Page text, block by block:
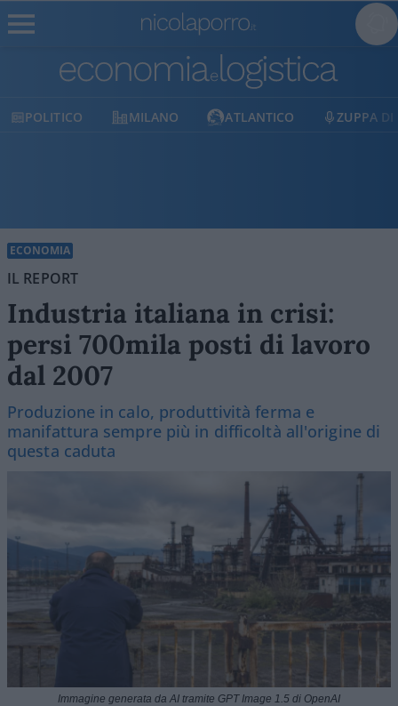
MILANO ATLANTICO ZUPPA DI PORRO
ECONOMIA
IL REPORT
Industria italiana in crisi:
persi 700mila posti di lavoro
dal 2007
Produzione in calo, produttività ferma e
manifattura sempre più in difficoltà all'origine di
questa caduta
Immagine generata da AI tramite GPT Image 1.5 di OpenAI